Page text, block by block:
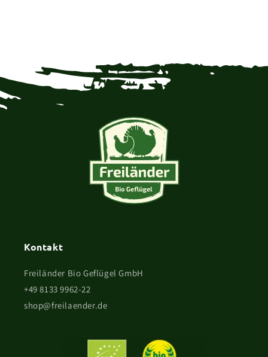
Kontakt
Freiländer Bio Geflügel GmbH
+49 8133 9962-22
shop@freilaender.de